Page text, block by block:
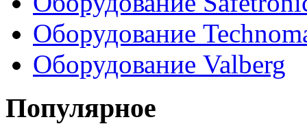
Оборудование
Оборудование Valberg
Популярное